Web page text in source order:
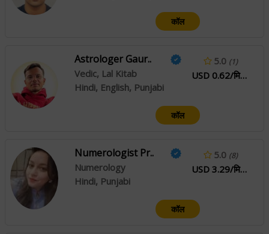
कॉल
Astrologer Gaur..
Vedic, Lal Kitab
Hindi, English, Punjabi
5.0 (1)
USD 0.62/मिनिटे
कॉल
Numerologist Pr..
Numerology
Hindi, Punjabi
5.0 (8)
USD 3.29/मिनिटे
कॉल